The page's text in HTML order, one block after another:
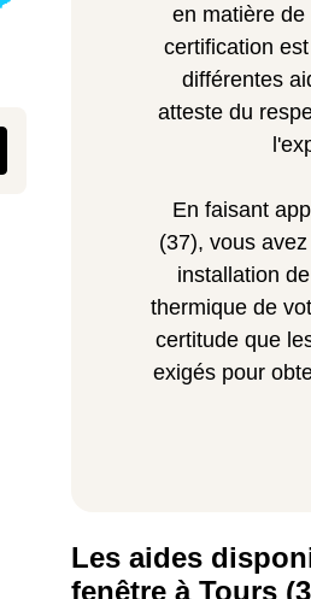
en matière
certification
différentes
atteste du
En faisant
(37), vous
installation
thermique de
certitude que
exigés pour
Les aides
fenêtre à Tours